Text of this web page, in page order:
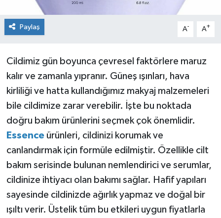
Paylaş A- A+
Cildimiz gün boyunca çevresel faktörlere maruz
kalır ve zamanla yıpranır. Güneş ışınları, hava
kirliliği ve hatta kullandığımız makyaj malzemeleri
bile cildimize zarar verebilir. İşte bu noktada
doğru bakım ürünlerini seçmek çok önemlidir.
Essenceürünleri, cildinizi korumak ve
canlandırmak için formüle edilmiştir. Özellikle cilt
bakım serisinde bulunan nemlendirici ve serumlar,
cildinize ihtiyacı olan bakımı sağlar. Hafif yapıları
sayesinde cildinizde ağırlık yapmaz ve doğal bir
ışıltı verir. Üstelik tüm bu etkileri uygun fiyatlarla